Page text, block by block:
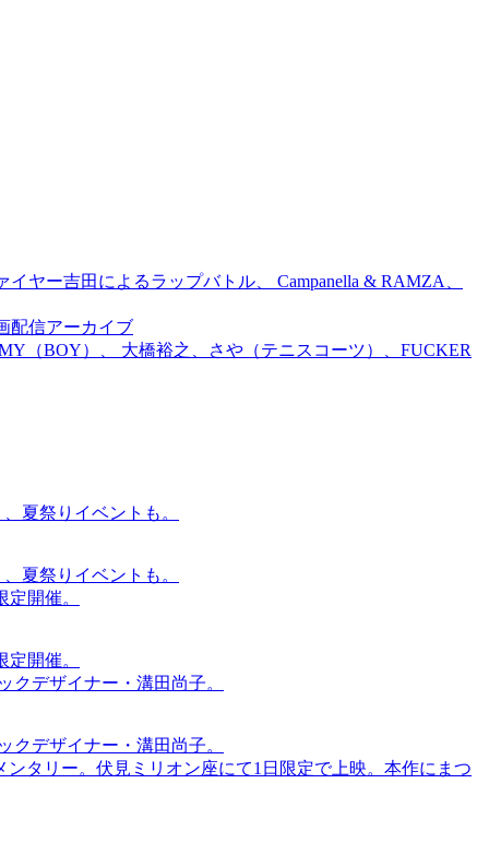
ヤー吉田によるラップバトル、 Campanella & RAMZA、
配信アーカイブ
（BOY）、 大橋裕之、さや（テニスコーツ）、FUCKER
夏祭りイベントも。
夏祭りイベントも。
開催。
開催。
デザイナー・溝田尚子。
デザイナー・溝田尚子。
タリー。伏見ミリオン座にて1日限定で上映。本作にまつ